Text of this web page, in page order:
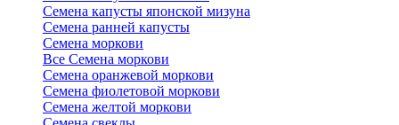
Семена капусты японской мизуна
Семена ранней капусты
Семена моркови
Все Семена моркови
Семена оранжевой моркови
Семена фиолетовой моркови
Семена желтой моркови